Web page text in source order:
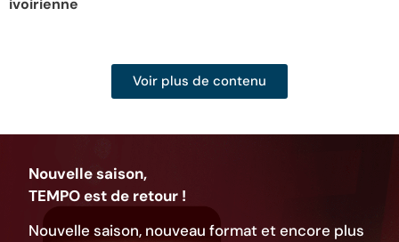
Voir plus de contenu
Nouvelle saison,
TEMPO est de retour !
Nouvelle saison, nouveau format et encore plus